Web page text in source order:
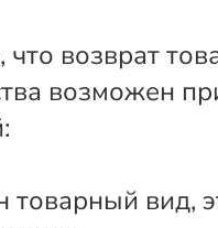
возврат
возможен
товарный вид,